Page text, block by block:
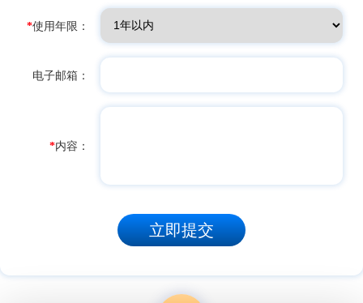
*使用年限：
电子邮箱：
*内容：
立即提交